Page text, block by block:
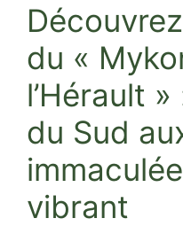
du «
l’Hérault
du Sud
vibrant